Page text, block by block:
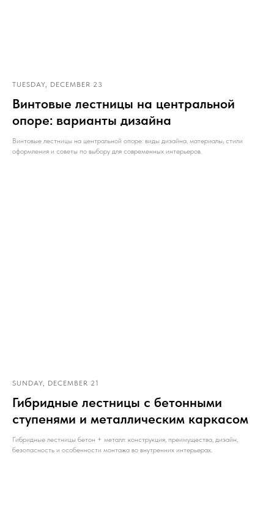
TUESDAY, DECEMBER 23
Винтовые лестницы на центральной
опоре: варианты дизайна
Винтовые лестницы на центральной опоре: виды дизайна, материалы, стили
оформления и советы по выбору для современных интерьеров.
SUNDAY, DECEMBER 21
Гибридные лестницы с бетонными
ступенями и металлическим каркасом
Гибридные лестницы бетон + металл: конструкция, преимущества, дизайн,
безопасность и особенности монтажа во внутренних интерьерах.